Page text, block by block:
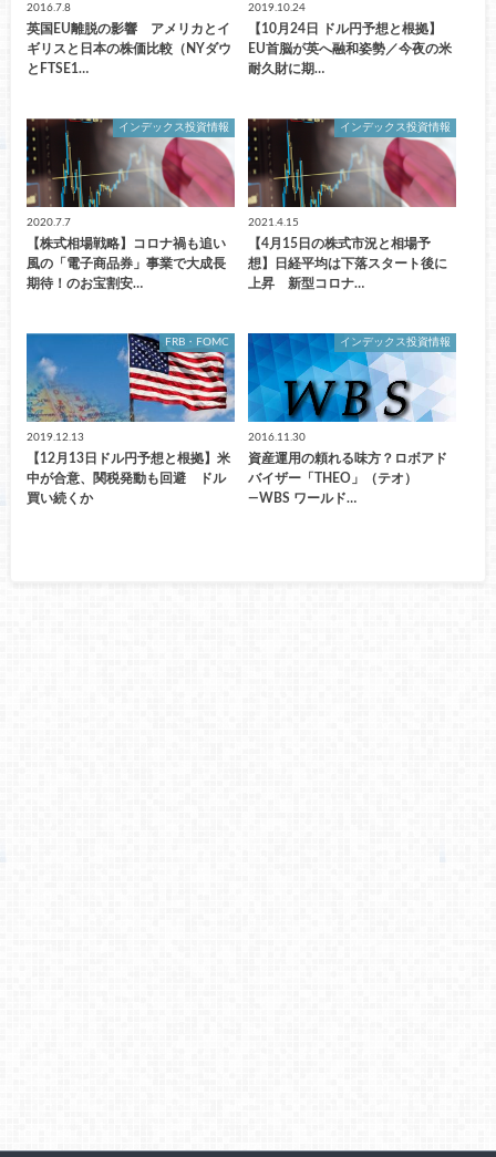
2016.7.8
英国EU離脱の影響 アメリカとイ
ギリスと日本の株価比較（NYダウ
とFTSE1…
2019.10.24
【10月24日 ドル円予想と根拠】
EU首脳が英へ融和姿勢／今夜の米
耐久財に期…
インデックス投資情報
2020.7.7
【株式相場戦略】コロナ禍も追い
風の「電子商品券」事業で大成長
期待！のお宝割安…
インデックス投資情報
2021.4.15
【4月15日の株式市況と相場予
想】日経平均は下落スタート後に
上昇 新型コロナ…
FRB・FOMC
2019.12.13
【12月13日ドル円予想と根拠】米
中が合意、関税発動も回避 ドル
買い続くか
インデックス投資情報
2016.11.30
資産運用の頼れる味方？ロボアド
バイザー「THEO」（テオ）
―WBS ワールド…